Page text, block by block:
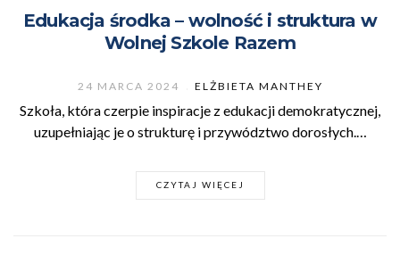
Edukacja środka – wolność i struktura w
Wolnej Szkole Razem
24 MARCA 2024 ELŻBIETA MANTHEY
Szkoła, która czerpie inspiracje z edukacji demokratycznej,
uzupełniając je o strukturę i przywództwo dorosłych.…
CZYTAJ WIĘCEJ